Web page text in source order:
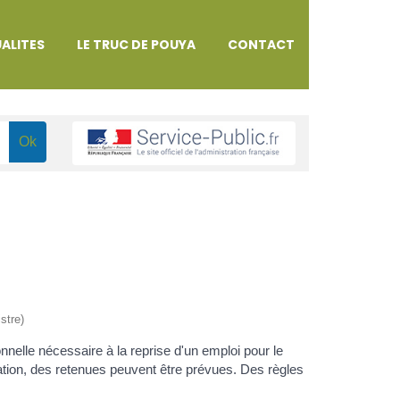
LE TRUC DE POUYA CONTACT
nécessaire à la reprise d'un emploi pour le
des retenues peuvent être prévues. Des règles